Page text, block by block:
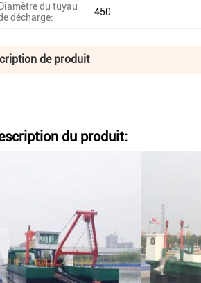
Diamètre du tuyau
décharge:
450
de produit
du produit: